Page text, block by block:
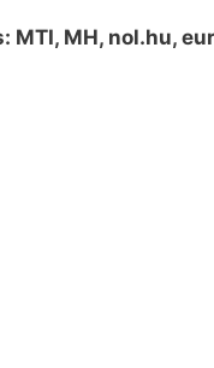
MTI, MH, nol.hu,